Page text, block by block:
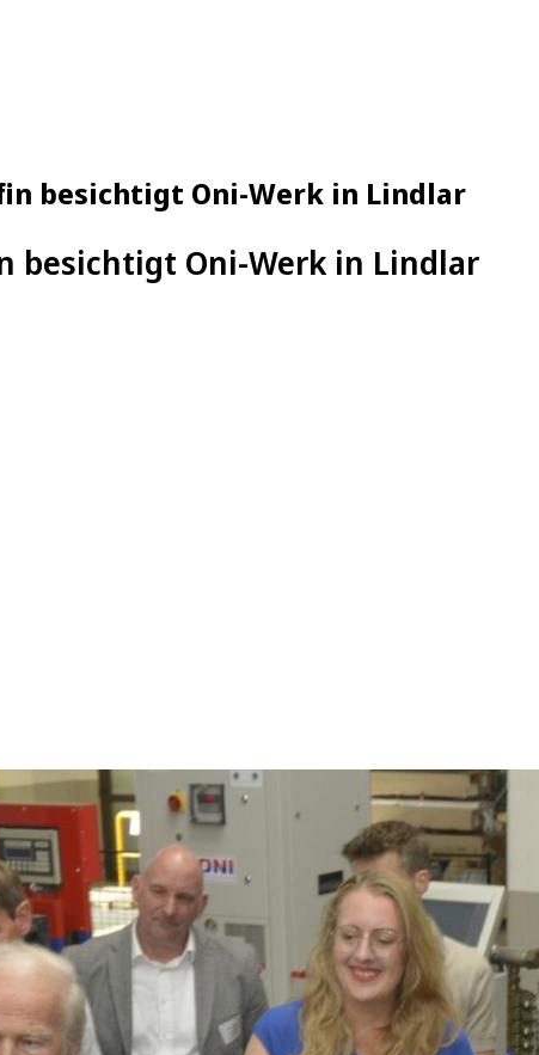
besichtigt Oni-Werk in Lindlar
besichtigt Oni-Werk in Lindlar